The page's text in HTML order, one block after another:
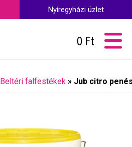
Nyíregyházi üzlet
0 Ft
Beltéri falfestékek » Jub citro